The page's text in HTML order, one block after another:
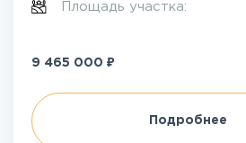
Площадь участка:
9 465 000 ₽
Подробнее